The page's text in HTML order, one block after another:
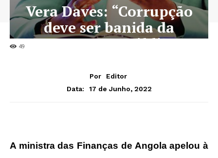
49
Vera Daves: “Corrupção
deve ser banida da
contratação pública”
Por
Editor
Data:
17 de Junho, 2022
A ministra das Finanças de Angola apelou à